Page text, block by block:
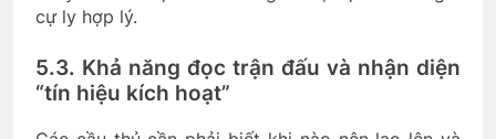
cự ly hợp lý.
5.3. Khả năng đọc trận đấu và nhận diện
“tín hiệu kích hoạt”